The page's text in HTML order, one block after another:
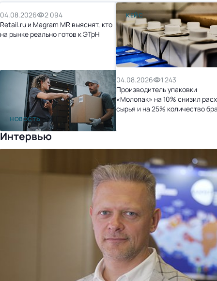
НОВОСТЬ
04.08.2026
2 094
Retail.ru и Magram MR выяснят, кто
на рынке реально готов к ЭТрН
КЕЙС
04.08.2026
1 243
Производитель упаковки
«Молопак» на 10% снизил
сырья и на 25% количество
Интервью